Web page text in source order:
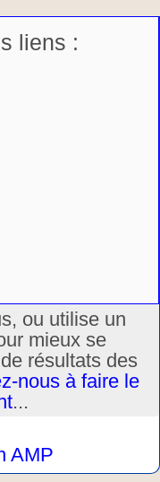
liens :
ou utilise un
mieux se
résultats des
nous à faire le
...
AMP